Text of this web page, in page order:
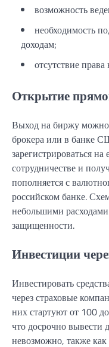
возможность
необходимость
доходам;
отсутствие
Открытие
Выход на биржу можно
брокера или в банке
зарегистрироваться
сотрудничестве и
пополняется с
российском банке.
небольшими
защищенности.
Инвестиции
Инвестировать
через страховые
них стартуют от 100
что досрочно вывести
невозможно, также как